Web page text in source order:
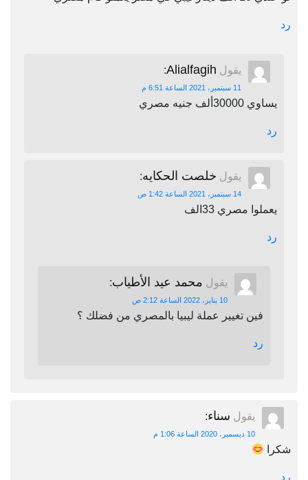
رد
يقول Alialfagih
:
11 سبتمبر، 2021 الساعة 6:51 م
يساوي 30000ألف جنيه مصري
رد
يقول خلصت الحكايه:
14 سبتمبر، 2021 الساعة 1:42 ص
يعملوا مصري 33الف
رد
يقول محمد عيد الأطياب:
10 يناير، 2022 الساعة 2:12 ص
فين تغيير عملة ليبيا بالمصري من فضلك ؟
رد
يقول سناء:
10 ديسمبر، 2020 الساعة 1:06 م
شكرا
رد